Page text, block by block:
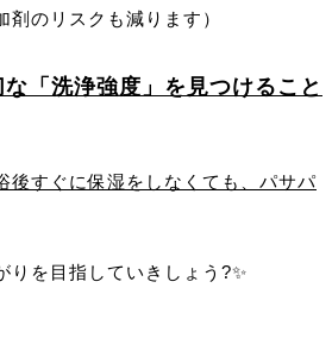
のリスクも減ります）
「洗浄強度」を見つけること
後すぐに保湿をしなくても、パサパ
を目指していきしょう?✨